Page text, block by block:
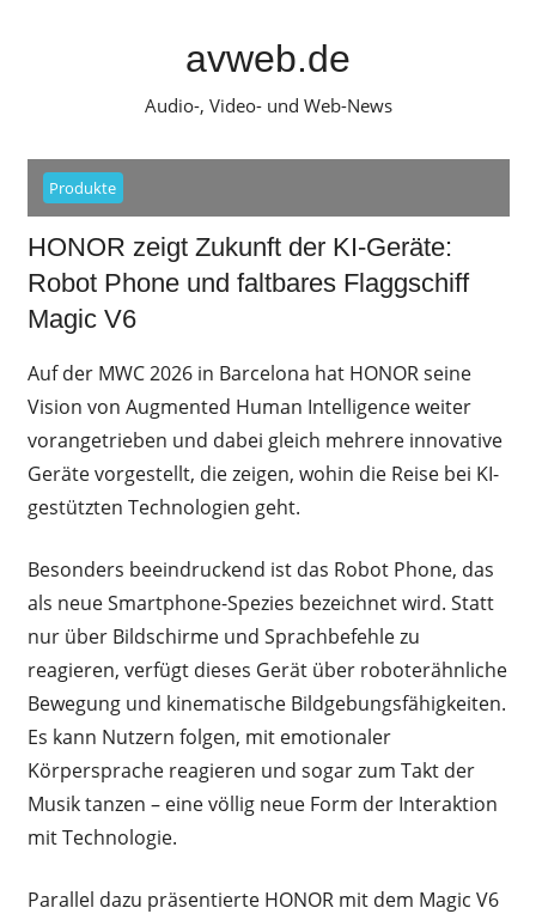
avweb.de
Audio-, Video- und Web-News
Produkte
HONOR zeigt Zukunft der KI-Geräte:
Robot Phone und faltbares Flaggschiff
Magic V6
Auf der MWC 2026 in Barcelona hat HONOR seine
Vision von Augmented Human Intelligence weiter
vorangetrieben und dabei gleich mehrere innovative
Geräte vorgestellt, die zeigen, wohin die Reise bei KI-
gestützten Technologien geht.
Besonders beeindruckend ist das Robot Phone, das
als neue Smartphone-Spezies bezeichnet wird. Statt
nur über Bildschirme und Sprachbefehle zu
reagieren, verfügt dieses Gerät über roboterähnliche
Bewegung und kinematische Bildgebungsfähigkeiten.
Es kann Nutzern folgen, mit emotionaler
Körpersprache reagieren und sogar zum Takt der
Musik tanzen – eine völlig neue Form der Interaktion
mit Technologie.
Parallel dazu präsentierte HONOR mit dem Magic V6